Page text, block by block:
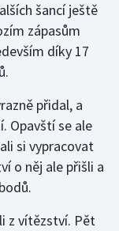
šancí ještě
zápasům
díky 17
přidal, a
Opavští se ale
si vypracovat
o něj ale přišli a
z vítězství. Pět